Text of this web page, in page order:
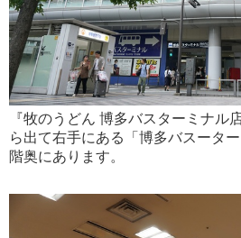
『牧のうどん 博多バスターミナル
ら出て右手にある「博多バスータ
階奥にあります。